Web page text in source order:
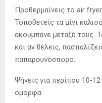
Προθερμαίνεις το air
Τοποθετείς τα μίνι
ακουμπάνε μεταξύ τους.
και αν θέλεις,
παπαρουνόσπορο.
Ψήνεις για περίπου 10-
όμορφα.